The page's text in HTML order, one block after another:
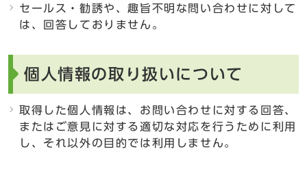
セールス・勧誘や、趣旨不明な問い合わせに対して
は、回答しておりません。
個人情報の取り扱いについて
取得した個人情報は、お問い合わせに対する回答、
またはご意見に対する適切な対応を行うために利用
し、それ以外の目的では利用しません。